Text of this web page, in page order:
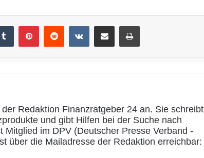
VKontakte
Redaktion Finanzratgeber 24 an. Sie schreibt
und gibt Hilfen bei der Suche nach
Mitglied im DPV (Deutscher Presse Verband -
über die Mailadresse der Redaktion erreichbar: